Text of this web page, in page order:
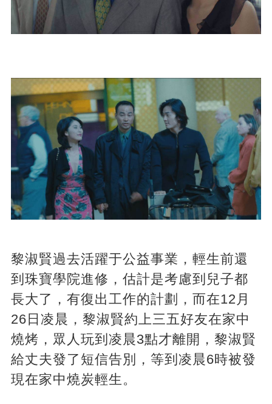
黎淑賢過去活躍于公益事業，輕生前還
到珠寶學院進修，估計是考慮到兒子都
長大了，有復出工作的計劃，而在12月
26日凌晨，黎淑賢約上三五好友在家中
燒烤，眾人玩到凌晨3點才離開，黎淑賢
給丈夫發了短信告別，等到凌晨6時被發
現在家中燒炭輕生。